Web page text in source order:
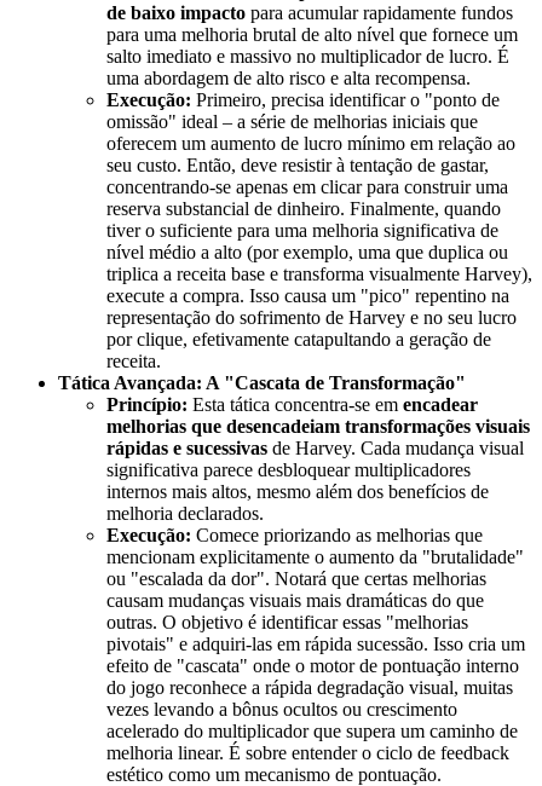
de baixo impacto para acumular rapidamente fundos
para uma melhoria brutal de alto nível que fornece um
salto imediato e massivo no multiplicador de lucro. É
uma abordagem de alto risco e alta recompensa.
Execução: Primeiro, precisa identificar o "ponto de
omissão" ideal – a série de melhorias iniciais que
oferecem um aumento de lucro mínimo em relação ao
seu custo. Então, deve resistir à tentação de gastar,
concentrando-se apenas em clicar para construir uma
reserva substancial de dinheiro. Finalmente, quando
tiver o suficiente para uma melhoria significativa de
nível médio a alto (por exemplo, uma que duplica ou
triplica a receita base e transforma visualmente Harvey),
execute a compra. Isso causa um "pico" repentino na
representação do sofrimento de Harvey e no seu lucro
por clique, efetivamente catapultando a geração de
receita.
Tática Avançada: A "Cascata de Transformação"
Princípio: Esta tática concentra-se em encadear
melhorias que desencadeiam transformações visuais
rápidas e sucessivas de Harvey. Cada mudança visual
significativa parece desbloquear multiplicadores
internos mais altos, mesmo além dos benefícios de
melhoria declarados.
Execução: Comece priorizando as melhorias que
mencionam explicitamente o aumento da "brutalidade"
ou "escalada da dor". Notará que certas melhorias
causam mudanças visuais mais dramáticas do que
outras. O objetivo é identificar essas "melhorias
pivotais" e adquiri-las em rápida sucessão. Isso cria um
efeito de "cascata" onde o motor de pontuação interno
do jogo reconhece a rápida degradação visual, muitas
vezes levando a bônus ocultos ou crescimento
acelerado do multiplicador que supera um caminho de
melhoria linear. É sobre entender o ciclo de feedback
estético como um mecanismo de pontuação.